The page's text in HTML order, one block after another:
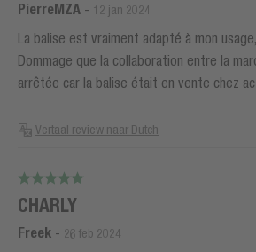
PierreMZA - 12 jan 2024
La balise est vraiment adapté à mon
Dommage que la collaboration entre la
arrêtée car la balise était en vente chez
Vertaal review naar Dutch
CHARLY
Freek - 26 feb 2024